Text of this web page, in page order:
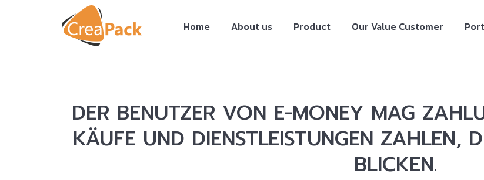
Home About us Product Our Value Customer
DER BENUTZER VON E-MONEY MAG
KÄUFE UND DIENSTLEISTUNGEN ZAHLEN,
BLICKEN.